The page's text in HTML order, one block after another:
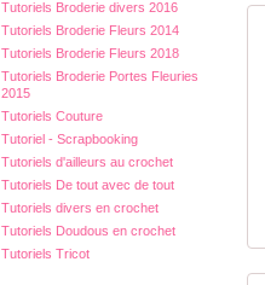
Tutoriels Broderie divers 2016
Tutoriels Broderie Fleurs 2014
Tutoriels Broderie Fleurs 2018
Tutoriels Broderie Portes Fleuries
2015
Tutoriels Couture
Tutoriel - Scrapbooking
Tutoriels d'ailleurs au crochet
Tutoriels De tout avec de tout
Tutoriels divers en crochet
Tutoriels Doudous en crochet
Tutoriels Tricot